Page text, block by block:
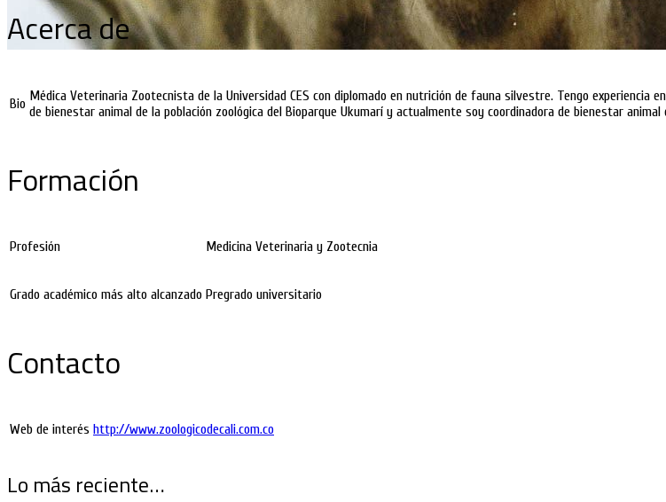
Acerca de
Bio Médica Veterinaria Zootecnista de la Universidad CES con diplomado en nutrición de fauna silvestre. Tengo experiencia
de bienestar animal de la población zoológica del Bioparque Ukumarí y actualmente soy coordinadora de bienestar animal
Formación
Profesión Medicina Veterinaria y Zootecnia
Grado académico más alto alcanzado Pregrado universitario
Contacto
Web de interés http://www.zoologicodecali.com.co
Lo más reciente…